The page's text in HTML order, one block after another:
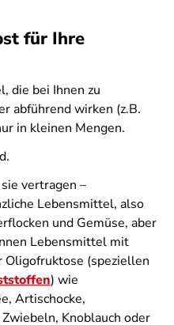
für Ihre
die bei Ihnen zu
abführend wirken (z.B.
in kleinen Mengen.
vertragen –
Lebensmittel, also
und Gemüse, aber
Lebensmittel mit
Oligofruktose (speziellen
) wie
Artischocke,
Knoblauch oder